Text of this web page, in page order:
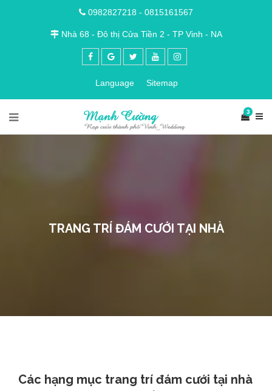
0982827218 - 0815161567
Nhà 68 - Đô thị Cửa Tiền 2 - TP Vinh - NA
Language Sitemap
3
TRANG TRÍ ĐÁM CƯỚI TẠI NHÀ
Các hạng mục trang trí đám cưới tại nhà